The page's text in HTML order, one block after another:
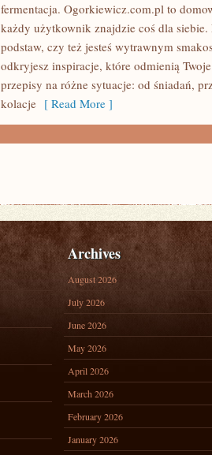
fermentacja. Ogorkiewicz.com.pl to
każdy użytkownik znajdzie coś dla
podstaw, czy też jesteś wytrawnym
odkryjesz inspiracje, które odmienią
przepisy na różne sytuacje: od śniadań,
kolacje [ Read More ]
Archives
August 2026
July 2026
June 2026
May 2026
April 2026
March 2026
February 2026
January 2026